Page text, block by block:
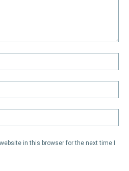
in this browser for the next time I